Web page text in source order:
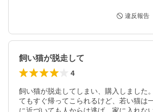
違反報告
飼い猫が脱走して
4
飼い猫が脱走してしまい、購入しました
てもすぐ帰ってこられるけど、若い猫は